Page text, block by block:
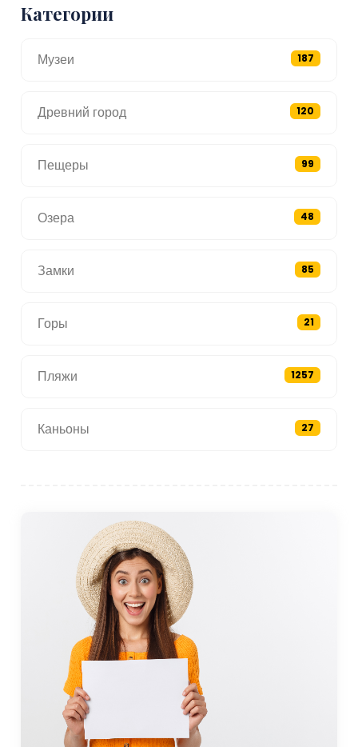
Категории
Музеи 187
Древний город 120
Пещеры 99
Озера 48
Замки 85
Горы 21
Пляжи 1257
Каньоны 27